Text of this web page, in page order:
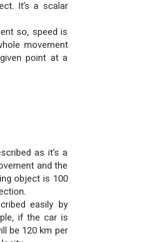
It’s a scalar
so, speed is
movement
point at a
as it’s a
and the
object is 100
easily by
if the car is
be 120 km per